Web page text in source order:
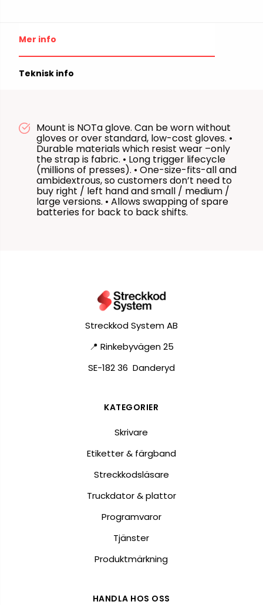
Mer info
Teknisk info
Mount is NOTa glove. Can be worn without
gloves or over standard, low-cost gloves. •
Durable materials which resist wear –only
the strap is fabric. • Long trigger lifecycle
(millions of presses). • One-size-fits-all and
ambidextrous, so customers don’t need to
buy right / left hand and small / medium /
large versions. • Allows swapping of spare
batteries for back to back shifts.
Streckkod System AB
📍 Rinkebyvägen 25
SE-182 36 Danderyd
KATEGORIER
Skrivare
Etiketter & färgband
Streckkodsläsare
Truckdator & plattor
Programvaror
Tjänster
Produktmärkning
HANDLA HOS OSS